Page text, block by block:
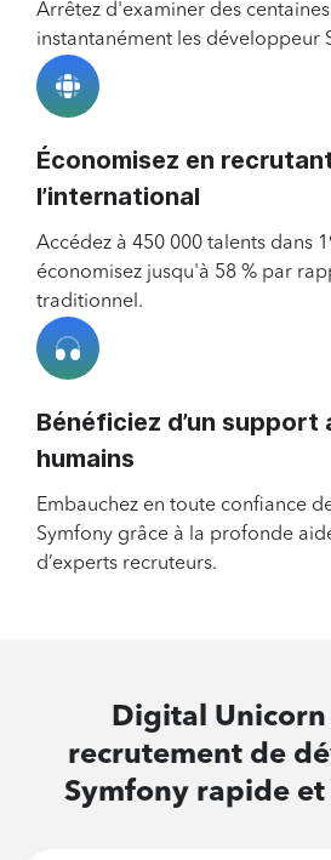
Arrêtez d'examiner des
instantanément les développeur
Économisez en
l’international
Accédez à 450 000 talents dans
économisez jusqu'à 58 % par
traditionnel.
Bénéficiez d’un support
humains
Embauchez en toute confiance
Symfony grâce à la profonde
d’experts recruteurs.
Digital
recrutement de
Symfonyrapide et